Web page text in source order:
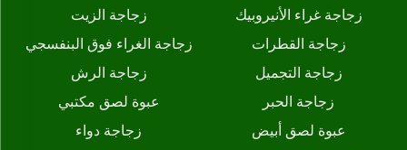
زجاجة غراء الأنيروبيك
زجاجة الزيت
زجاجة القطرات
زجاجة الغراء فوق البنفسجي
زجاجة التجميل
زجاجة الرش
زجاجة الحبر
عبوة لصق مكتبي
عبوة لصق أبيض
زجاجة دواء